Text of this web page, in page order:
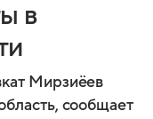
в
Мирзиёев
сообщает